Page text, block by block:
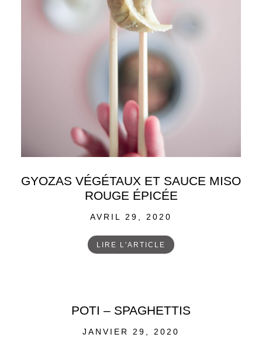
GYOZAS VÉGÉTAUX ET SAUCE MISO
ROUGE ÉPICÉE
POSTED
AVRIL 29, 2020
LIRE L'ARTICLE
POTI – SPAGHETTIS
POSTED
JANVIER 29, 2020